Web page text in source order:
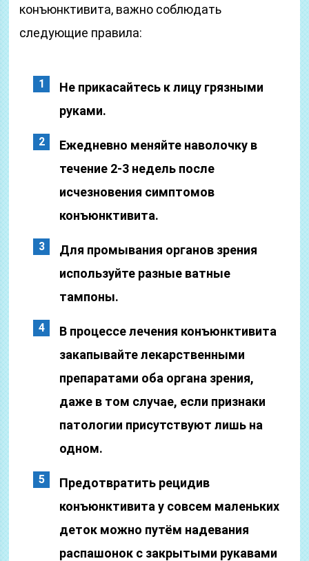
конъюнктивита, важно соблюдать
следующие правила:
Не прикасайтесь к лицу грязными
руками.
Ежедневно меняйте наволочку в
течение 2-3 недель после
исчезновения симптомов
конъюнктивита.
Для промывания органов зрения
используйте разные ватные
тампоны.
В процессе лечения конъюнктивита
закапывайте лекарственными
препаратами оба органа зрения,
даже в том случае, если признаки
патологии присутствуют лишь на
одном.
Предотвратить рецидив
конъюнктивита у совсем маленьких
деток можно путём надевания
распашонок с закрытыми рукавами